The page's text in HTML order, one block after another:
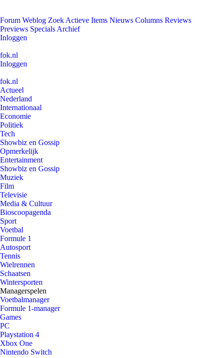
Forum Weblog Zoek Actieve Items Nieuws Columns Reviews
Previews Specials Archief
Inloggen
fok.nl
Inloggen
fok.nl
Actueel
Nederland
Internationaal
Economie
Politiek
Tech
Showbiz en Gossip
Opmerkelijk
Entertainment
Showbiz en Gossip
Muziek
Film
Televisie
Media & Cultuur
Bioscoopagenda
Sport
Voetbal
Formule 1
Autosport
Tennis
Wielrennen
Schaatsen
Wintersporten
Managerspelen
Voetbalmanager
Formule 1-manager
Games
PC
Playstation 4
Xbox One
Nintendo Switch